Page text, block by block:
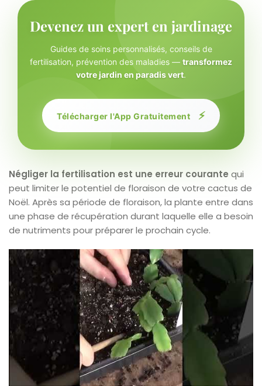
Devenez un expert en jardinage
Guides de soins personnalisés, conseils de
fertilisation, prévention des maladies — transformez
votre jardin en paradis vert.
Télécharger l'App Gratuitement ⚡
Négliger la fertilisation est une erreur courante qui
peut limiter le potentiel de floraison de votre cactus de
Noël. Après sa période de floraison, la plante entre dans
une phase de récupération durant laquelle elle a besoin
de nutriments pour préparer le prochain cycle.